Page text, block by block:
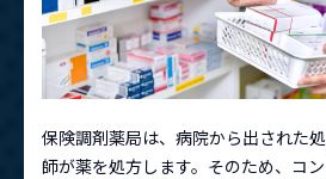
保険調剤薬局は、病院から出された
師が薬を処方します。そのため、コ